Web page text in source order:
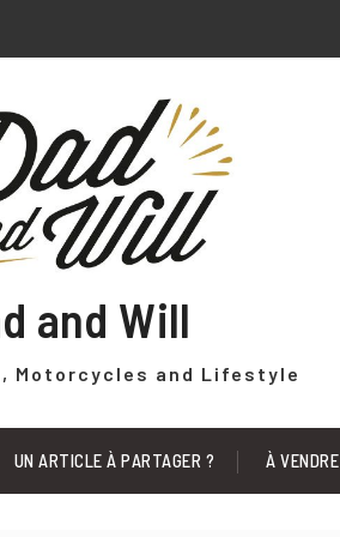
and Will
Motorcycles and Lifestyle
UN ARTICLE À PARTAGER ? À VENDRE